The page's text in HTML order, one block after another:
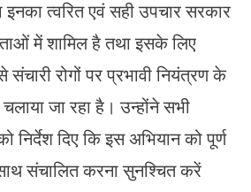
इनका त्वरित एवं सही उपचार सरकार
में शामिल है तथा इसके लिए
संचारी रोगों पर प्रभावी नियंत्रण के
जा रहा है। उन्होंने सभी
निर्देश दिए कि इस अभियान को पूर्ण
संचालित करना सुनश्चित करें